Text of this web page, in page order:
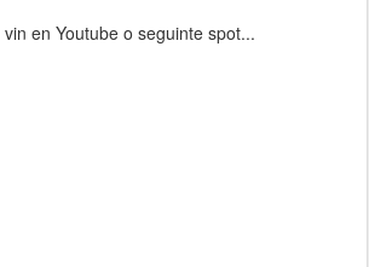
en Youtube o seguinte spot...